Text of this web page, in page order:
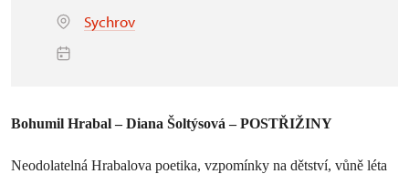
Sychrov
Bohumil Hrabal – Diana Šoltýsová – POSTŘIŽINY
Neodolatelná Hrabalova poetika, vzpomínky na dětství, vůně léta